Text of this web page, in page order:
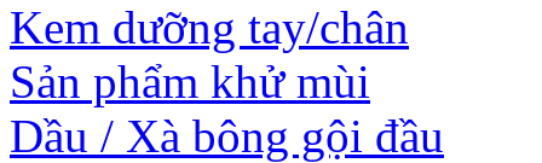
Kem dưỡng tay/chân
Sản phẩm khử mùi
Dầu / Xà bông gội đầu